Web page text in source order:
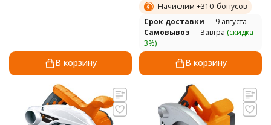
В корзину
Начислим +310 бонусов
Cрок доставки — 9 августа
Самовывоз— Завтра (скидка
3%)
В корзину